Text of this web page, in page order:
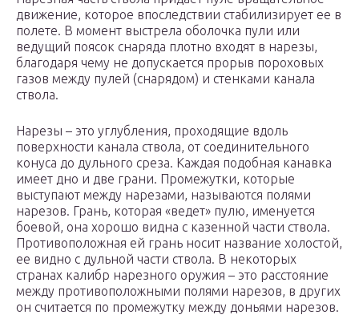
движение, которое впоследствии стабилизирует ее в
полете. В момент выстрела оболочка пули или
ведущий поясок снаряда плотно входят в нарезы,
благодаря чему не допускается прорыв пороховых
газов между пулей (снарядом) и стенками канала
ствола.
Нарезы – это углубления, проходящие вдоль
поверхности канала ствола, от соединительного
конуса до дульного среза. Каждая подобная канавка
имеет дно и две грани. Промежутки, которые
выступают между нарезами, называются полями
нарезов. Грань, которая «ведет» пулю, именуется
боевой, она хорошо видна с казенной части ствола.
Противоположная ей грань носит название холостой,
ее видно с дульной части ствола. В некоторых
странах калибр нарезного оружия – это расстояние
между противоположными полями нарезов, в других
он считается по промежутку между доньями нарезов.